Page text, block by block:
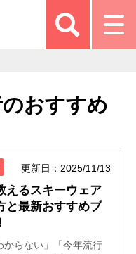
おすすめ
更新日：2025/11/13
えるスキーウェア
と最新おすすめブ
からない」「今年流行